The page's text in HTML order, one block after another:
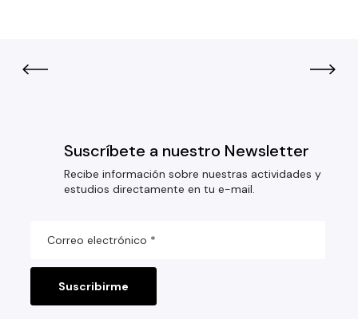
Suscríbete a nuestro Newsletter
Recibe información sobre nuestras actividades y
estudios directamente en tu e-mail.